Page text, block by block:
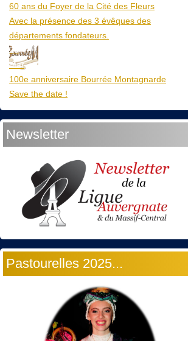
60 ans du Foyer de la Cité des Fleurs
Avec la présence des 3 évêques des
départements fondateurs.
20
Mar
100e anniversaire Bourrée Montagnarde
Save the date !
Newsletter
Pastourelles 2025...